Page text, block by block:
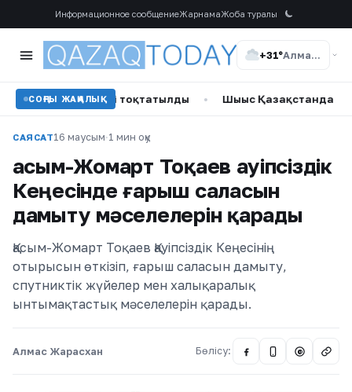
Информационное сообщениеЖарнамаЖоба туралы
+31° Алматы
СОҢҒЫ ЖАҢАЛЫҚ
рейсі тоқтатылды • Шығыс Қазақстанда жол
САЯСАТ16 маусым·1 мин оқу
Қасым-Жомарт Тоқаев Қауіпсіздік
Кеңесінде ғарыш саласын
дамыту мәселелерін қарады
Қасым-Жомарт Тоқаев Қауіпсіздік Кеңесінің
отырысын өткізіп, ғарыш саласын дамыту,
спутниктік жүйелер мен халықаралық
ынтымақтастық мәселелерін қарады.
Алмас Жарасхан Бөлісу: @